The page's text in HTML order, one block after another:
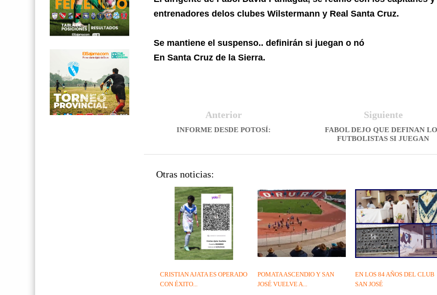
entrenadores delos clubes Wilstermann y Real Santa Cruz.
Se mantiene el suspenso.. definirán si juegan o nó
En Santa Cruz de la Sierra.
Siguiente
FABOL DEJO QUE DEFINAN
FUTBOLISTAS SI JUEGAN
Anterior
INFORME DESDE POTOSÍ:
Otras noticias:
EN LOS 84 AÑOS DEL CLUB
SAN JOSÉ
POMATA ASCENDIO Y SAN
JOSÉ VUELVE A...
CRISTIAN AJATA ES OPERADO
CON ÉXITO...